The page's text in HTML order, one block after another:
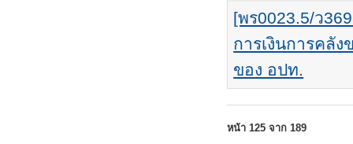
[พร0023.5/ว
การเงินการคลั
ของ อปท.
หน้า 125 จาก 189